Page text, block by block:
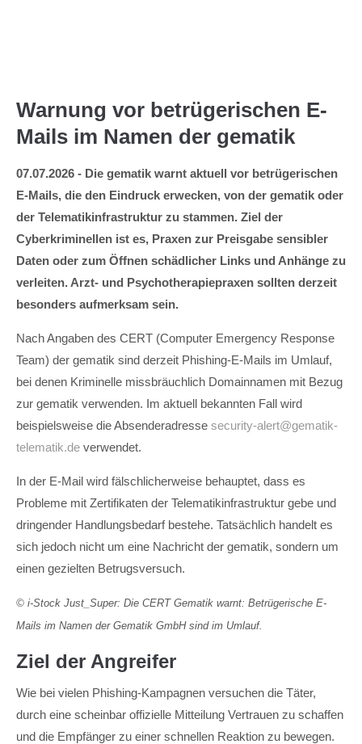
Warnung vor betrügerischen E-
Mails im Namen der gematik
07.07.2026 - Die gematik warnt aktuell vor betrügerischen
E-Mails, die den Eindruck erwecken, von der gematik oder
der Telematikinfrastruktur zu stammen. Ziel der
Cyberkriminellen ist es, Praxen zur Preisgabe sensibler
Daten oder zum Öffnen schädlicher Links und Anhänge zu
verleiten. Arzt- und Psychotherapiepraxen sollten derzeit
besonders aufmerksam sein.
Nach Angaben des CERT (Computer Emergency Response
Team) der gematik sind derzeit Phishing-E-Mails im Umlauf,
bei denen Kriminelle missbräuchlich Domainnamen mit Bezug
zur gematik verwenden. Im aktuell bekannten Fall wird
beispielsweise die Absenderadresse security-alert@gematik-
telematik.de verwendet.
In der E-Mail wird fälschlicherweise behauptet, dass es
Probleme mit Zertifikaten der Telematikinfrastruktur gebe und
dringender Handlungsbedarf bestehe. Tatsächlich handelt es
sich jedoch nicht um eine Nachricht der gematik, sondern um
einen gezielten Betrugsversuch.
© i-Stock Just_Super: Die CERT Gematik warnt: Betrügerische E-
Mails im Namen der Gematik GmbH sind im Umlauf.
Ziel der Angreifer
Wie bei vielen Phishing-Kampagnen versuchen die Täter,
durch eine scheinbar offizielle Mitteilung Vertrauen zu schaffen
und die Empfänger zu einer schnellen Reaktion zu bewegen.